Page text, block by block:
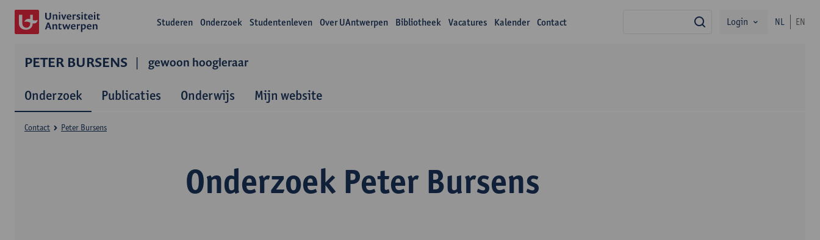
Studeren Onderzoek Studentenleven Over UAntwerpen Bibliotheek Vacatures Kalender Contact zoekLogin NL EN
PETER BURSENS gewoon hoogleraar
Onderzoek Publicaties Onderwijs Mijn website
Onderzoek Peter Bursens
Contact Peter Bursens